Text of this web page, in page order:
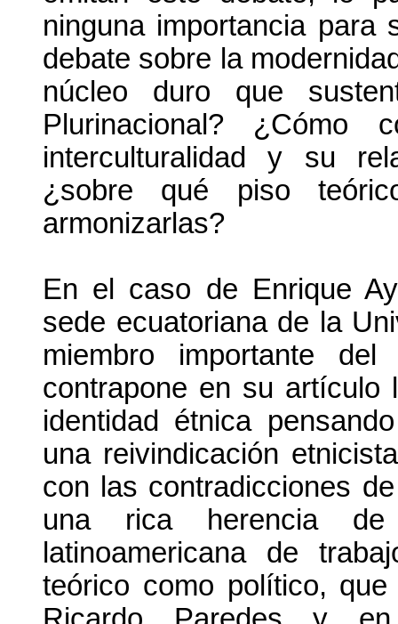
ninguna importancia para
debate sobre la
núcleo duro que
Plurinacional? ¿Cómo
interculturalidad y su
¿sobre qué piso
armonizarlas?
En el caso de Enrique
sede ecuatoriana de la
miembro importante del
contrapone en su artículo
identidad étnica
una reivindicación
con las contradicciones
una rica herencia
latinoamericana de
teórico como político,